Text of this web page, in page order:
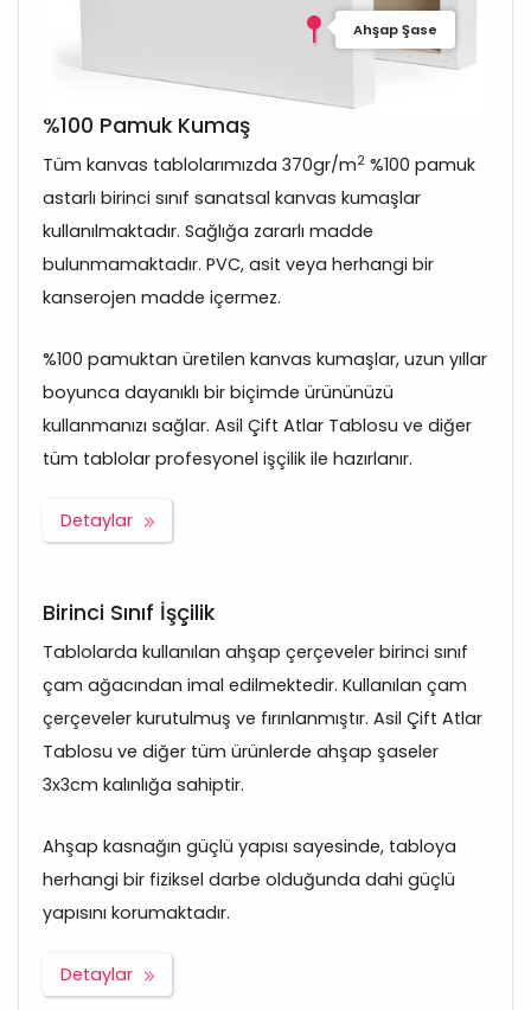
Ahşap Şase
%100 Pamuk Kumaş
Tüm kanvas tablolarımızda 370gr/m2 %100 pamuk
astarlı birinci sınıf sanatsal kanvas kumaşlar
kullanılmaktadır. Sağlığa zararlı madde
bulunmamaktadır. PVC, asit veya herhangi bir
kanserojen madde içermez.
%100 pamuktan üretilen kanvas kumaşlar, uzun yıllar
boyunca dayanıklı bir biçimde ürününüzü
kullanmanızı sağlar. Asil Çift Atlar Tablosu ve diğer
tüm tablolar profesyonel işçilik ile hazırlanır.
Detaylar
Birinci Sınıf İşçilik
Tablolarda kullanılan ahşap çerçeveler birinci sınıf
çam ağacından imal edilmektedir. Kullanılan çam
çerçeveler kurutulmuş ve fırınlanmıştır. Asil Çift Atlar
Tablosu ve diğer tüm ürünlerde ahşap şaseler
3x3cm kalınlığa sahiptir.
Ahşap kasnağın güçlü yapısı sayesinde, tabloya
herhangi bir fiziksel darbe olduğunda dahi güçlü
yapısını korumaktadır.
Detaylar